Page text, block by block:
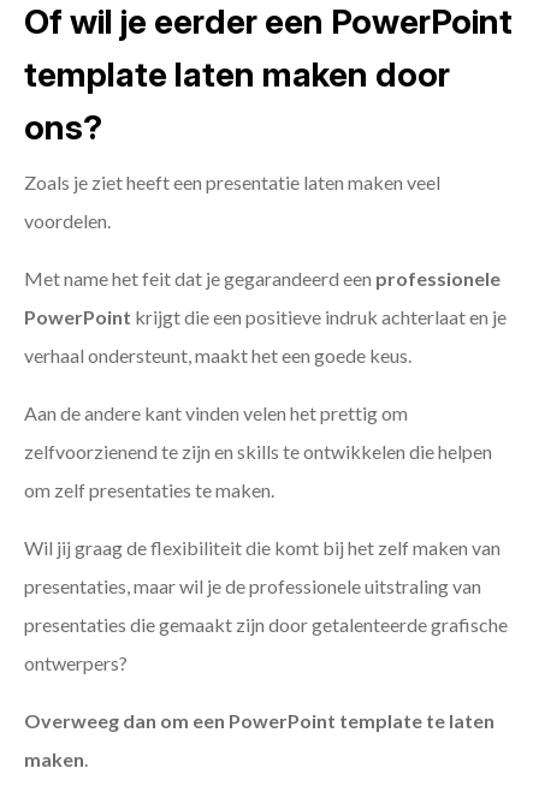
Of wil je eerder een PowerPoint
template laten maken door
ons?
Zoals je ziet heeft een presentatie laten maken veel
voordelen.
Met name het feit dat je gegarandeerd een professionele
PowerPoint krijgt die een positieve indruk achterlaat en je
verhaal ondersteunt, maakt het een goede keus.
Aan de andere kant vinden velen het prettig om
zelfvoorzienend te zijn en skills te ontwikkelen die helpen
om zelf presentaties te maken.
Wil jij graag de flexibiliteit die komt bij het zelf maken van
presentaties, maar wil je de professionele uitstraling van
presentaties die gemaakt zijn door getalenteerde grafische
ontwerpers?
Overweeg dan om een PowerPoint template te laten
maken.